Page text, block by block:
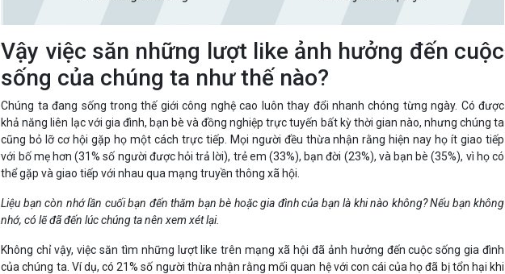
Vậy việc săn những lượt like ảnh hưởng đến cuộc
sống của chúng ta như thế nào?
Chúng ta đang sống trong thế giới công nghệ cao luôn thay đổi nhanh chóng từng ngày. Có được
khả năng liên lạc với gia đình, bạn bè và đồng nghiệp trực tuyến bất kỳ thời gian nào, nhưng chúng ta
cũng bỏ lỡ cơ hội gặp họ một cách trực tiếp. Mọi người đều thừa nhận rằng hiện nay họ ít giao tiếp
với bố mẹ hơn (31% số người được hỏi trả lời), trẻ em (33%), bạn đời (23%), và bạn bè (35%), vì họ có
thể gặp và giao tiếp với nhau qua mạng truyền thông xã hội.
Liệu bạn còn nhớ lần cuối bạn đến thăm bạn bè hoặc gia đình của bạn là khi nào không? Nếu bạn không
nhớ, có lẽ đã đến lúc chúng ta nên xem xét lại.
Không chỉ vậy, việc săn tìm những lượt like trên mạng xã hội đã ảnh hưởng đến cuộc sống gia đình
của chúng ta. Ví dụ, có 21% số người thừa nhận rằng mối quan hệ với con cái của họ đã bị tổn hại khi